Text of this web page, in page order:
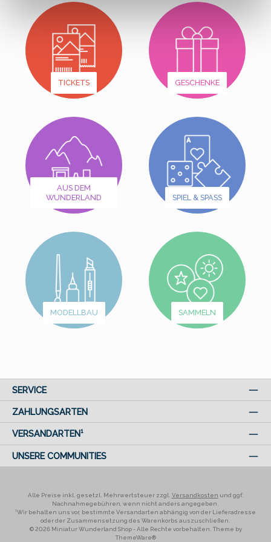
TICKETS GESCHENKE
AUS DEM
WUNDERLAND
SPIEL & SPASS
MODELLBAU SAMMELN
SERVICE
ZAHLUNGSARTEN
VERSANDARTEN¹
UNSERE COMMUNITIES
Alle Preise inkl. gesetzl. Mehrwertsteuer zzgl. Versandkosten und ggf.
Nachnahmegebühren, wenn nicht anders angegeben.
¹Wir behalten uns vor, bestimmte Versandarten abhängig von der Lieferadresse
oder der Zusammensetzung des Warenkorbs auszuschließen.
© 2026 Miniatur Wunderland Shop - Alle Rechte vorbehalten. Theme by
ThemeWare®